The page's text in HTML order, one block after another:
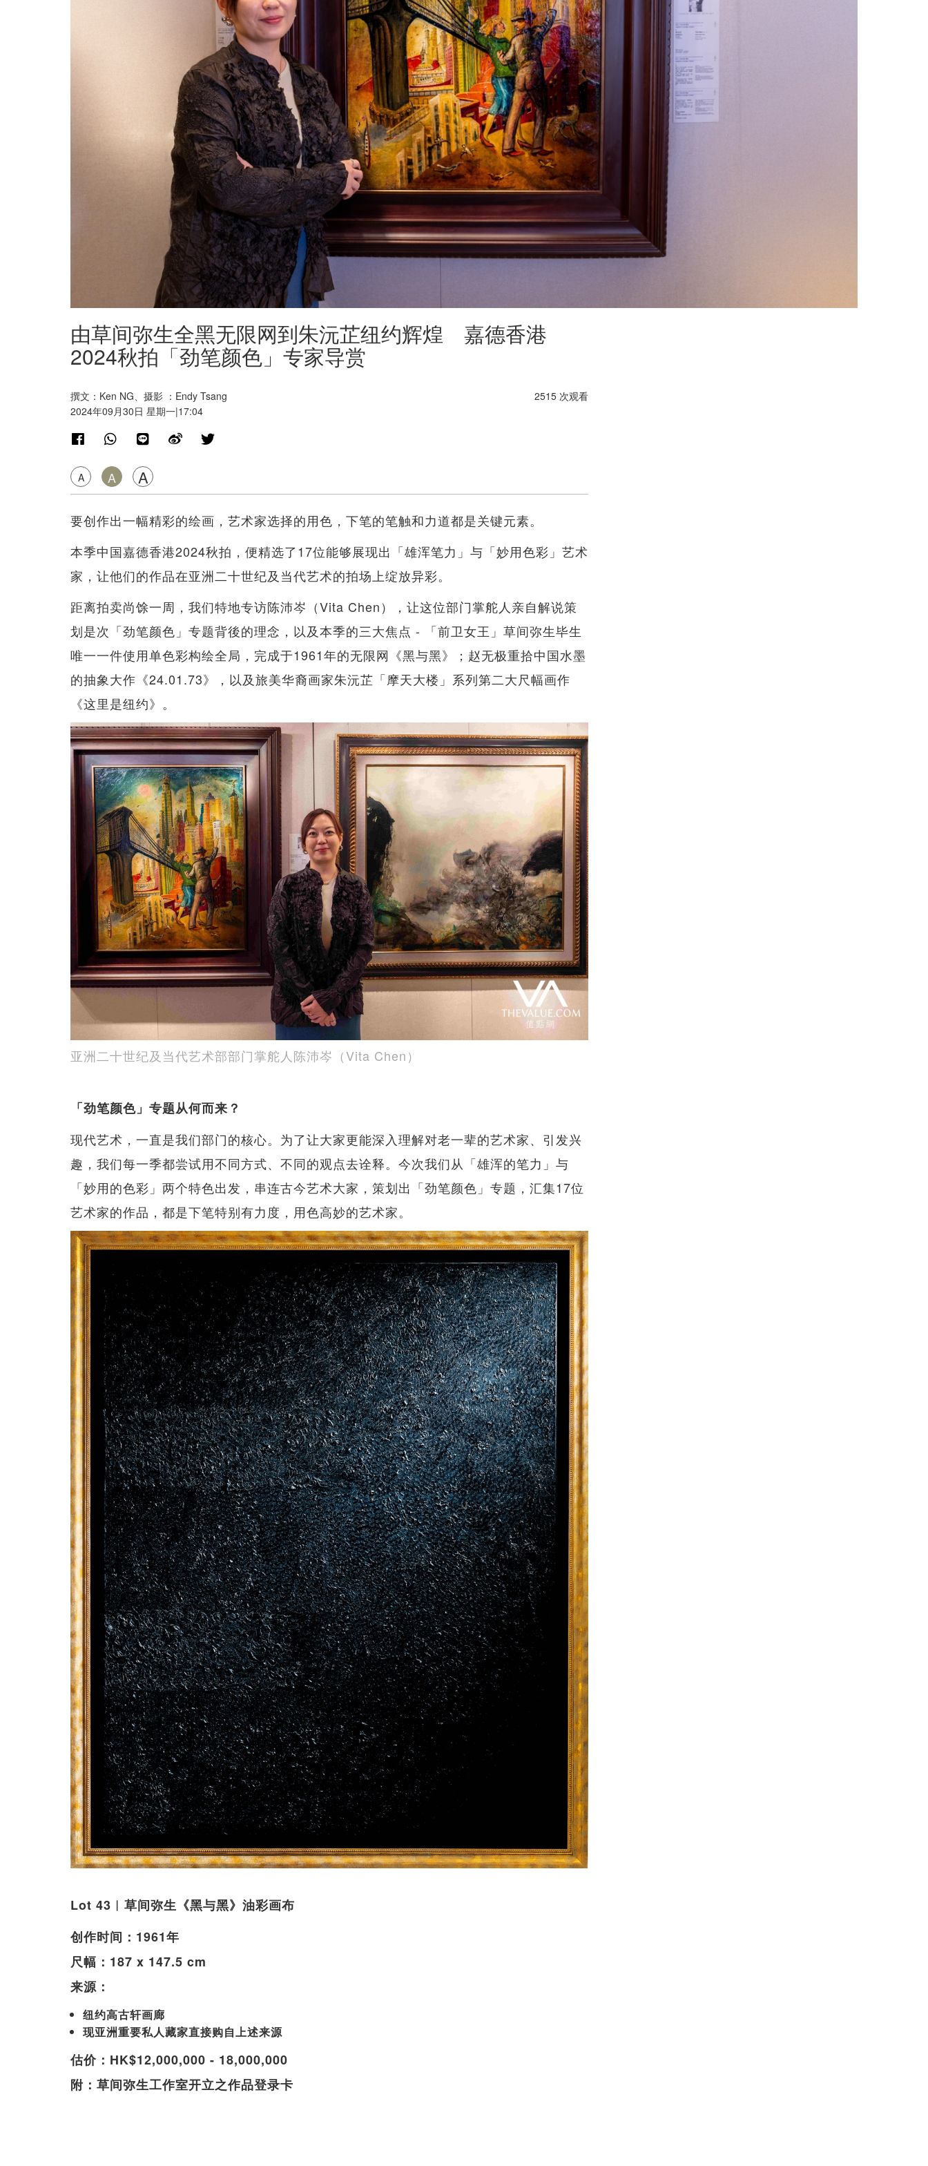
由草间弥生全黑无限网到朱沅芷纽约辉煌 嘉德香港
2024秋拍「劲笔颜色」专家导赏
撰文：Ken NG、摄影 ：Endy Tsang
2024年09月30日 星期一|17:04
A A A
2515 次观看
要创作出一幅精彩的绘画，艺术家选择的用色，下笔的笔触和力道都是关键元素。
本季中国嘉德香港2024秋拍，便精选了17位能够展现出「雄浑笔力」与「妙用色彩」艺术
家，让他们的作品在亚洲二十世纪及当代艺术的拍场上绽放异彩。
距离拍卖尚馀一周，我们特地专访陈沛岑（Vita Chen），让这位部门掌舵人亲自解说策
划是次「劲笔颜色」专题背後的理念，以及本季的三大焦点 - 「前卫女王」草间弥生毕生
唯一一件使用单色彩构绘全局，完成于1961年的无限网《黑与黑》；赵无极重拾中国水墨
的抽象大作《24.01.73》，以及旅美华裔画家朱沅芷「摩天大楼」系列第二大尺幅画作
《这里是纽约》。
亚洲二十世纪及当代艺术部部门掌舵人陈沛岑（Vita Chen）
「劲笔颜色」专题从何而来？
现代艺术，一直是我们部门的核心。为了让大家更能深入理解对老一辈的艺术家、引发兴
趣，我们每一季都尝试用不同方式、不同的观点去诠释。今次我们从「雄浑的笔力」与
「妙用的色彩」两个特色出发，串连古今艺术大家，策划出「劲笔颜色」专题，汇集17位
艺术家的作品，都是下笔特别有力度，用色高妙的艺术家。
Lot 43︱草间弥生《黑与黑》油彩画布
创作时间：1961年
尺幅：187 x 147.5 cm
来源：
纽约高古轩画廊
现亚洲重要私人藏家直接购自上述来源
估价：HK$12,000,000 - 18,000,000
附：草间弥生工作室开立之作品登录卡